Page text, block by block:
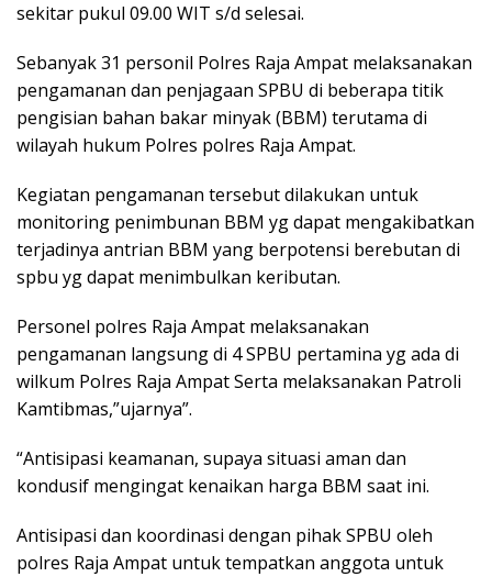
sekitar pukul 09.00 WIT s/d selesai.
Sebanyak 31 personil Polres Raja Ampat melaksanakan
pengamanan dan penjagaan SPBU di beberapa titik
pengisian bahan bakar minyak (BBM) terutama di
wilayah hukum Polres polres Raja Ampat.
Kegiatan pengamanan tersebut dilakukan untuk
monitoring penimbunan BBM yg dapat mengakibatkan
terjadinya antrian BBM yang berpotensi berebutan di
spbu yg dapat menimbulkan keributan.
Personel polres Raja Ampat melaksanakan
pengamanan langsung di 4 SPBU pertamina yg ada di
wilkum Polres Raja Ampat Serta melaksanakan Patroli
Kamtibmas,”ujarnya”.
“Antisipasi keamanan, supaya situasi aman dan
kondusif mengingat kenaikan harga BBM saat ini.
Antisipasi dan koordinasi dengan pihak SPBU oleh
polres Raja Ampat untuk tempatkan anggota untuk